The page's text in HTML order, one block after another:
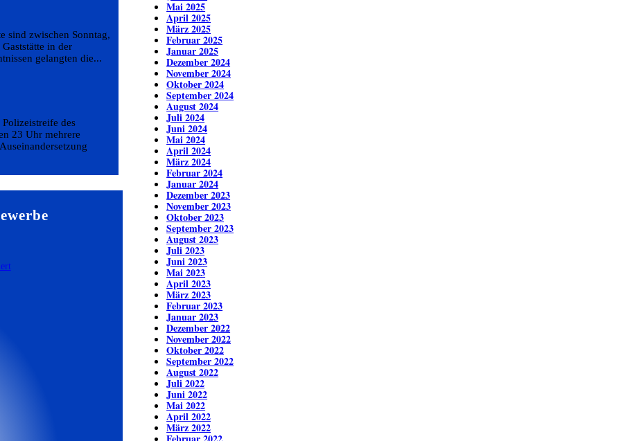
sind zwischen Sonntag,
in der
gelangten die...
des
23 Uhr mehrere
Mai 2025
April 2025
März 2025
Februar 2025
Januar 2025
Dezember 2024
November 2024
Oktober 2024
September 2024
August 2024
Juli 2024
Juni 2024
Mai 2024
April 2024
März 2024
Februar 2024
Januar 2024
Dezember 2023
November 2023
Oktober 2023
September 2023
August 2023
Juli 2023
Juni 2023
Mai 2023
April 2023
März 2023
Februar 2023
Januar 2023
Dezember 2022
November 2022
Oktober 2022
September 2022
August 2022
Juli 2022
Juni 2022
Mai 2022
April 2022
März 2022